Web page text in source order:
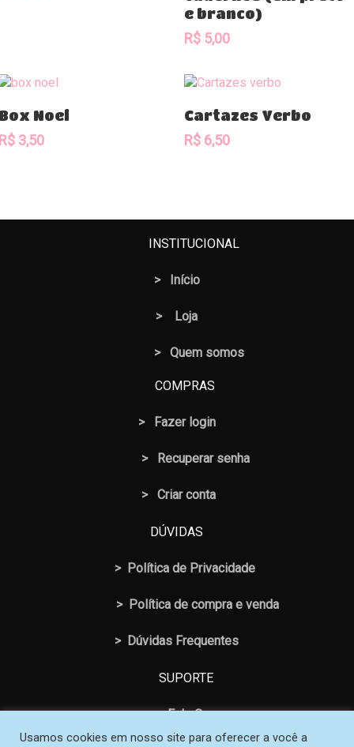
e branco)
R$ 5,00
Comprar
Noel
3,50
Comprar
Cartazes Verbo
R$ 6,50
INSTITUCIONAL
> Início
> Loja
> Quem somos
COMPRAS
> Fazer login
> Recuperar senha
> Criar conta
DÚVIDAS
> Política de Privacidade
> Política de compra e venda
> Dúvidas Frequentes
SUPORTE
> Fale Conosco
Usamos cookies em nosso site para oferecer a você a